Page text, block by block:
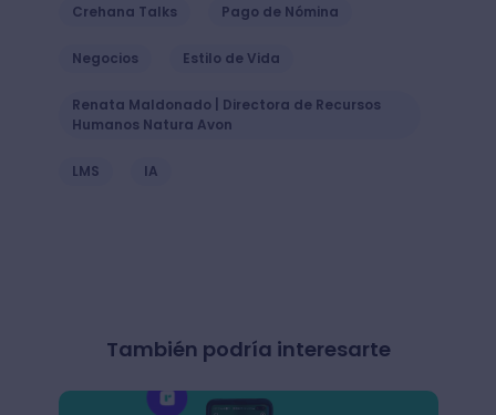
Crehana Talks Pago de Nómina
Negocios Estilo de Vida
Renata Maldonado | Directora de Recursos
Humanos Natura Avon
LMS IA
También podría interesarte